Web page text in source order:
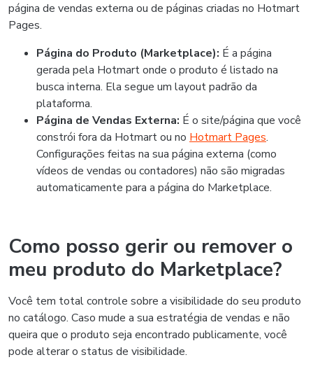
página de vendas externa ou de páginas criadas no Hotmart
Pages.
Página do Produto (Marketplace): É a página
gerada pela Hotmart onde o produto é listado na
busca interna. Ela segue um layout padrão da
plataforma.
Página de Vendas Externa: É o site/página que você
constrói fora da Hotmart ou no Hotmart Pages.
Configurações feitas na sua página externa (como
vídeos de vendas ou contadores) não são migradas
automaticamente para a página do Marketplace.
Como posso gerir ou remover o
meu produto do Marketplace?
Você tem total controle sobre a visibilidade do seu produto
no catálogo. Caso mude a sua estratégia de vendas e não
queira que o produto seja encontrado publicamente, você
pode alterar o status de visibilidade.